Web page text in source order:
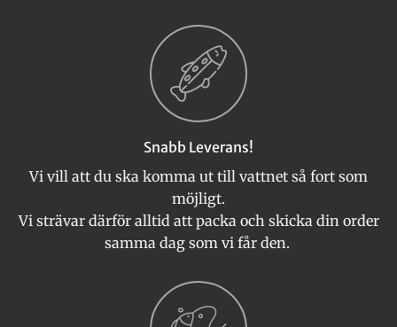
Snabb Leverans!
Vi vill att du ska komma ut till vattnet så fort som
möjligt.
Vi strävar därför alltid att packa och skicka din order
samma dag som vi får den.